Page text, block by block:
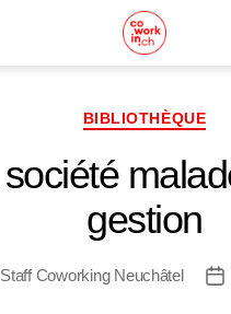
Catégories
BIBLIOTHÈQUE
gestion
Staff Coworking Neuchâtel